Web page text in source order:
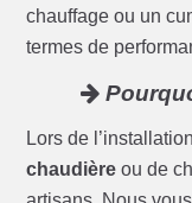
chauffage ou un
termes de
Lors de
chaudière ou de